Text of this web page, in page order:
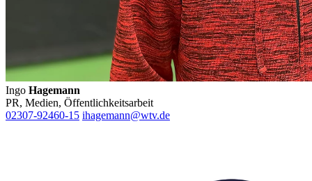
Ingo Hagemann
PR, Medien, Öffentlichkeitsarbeit
02307-92460-15 ihagemann@wtv.de